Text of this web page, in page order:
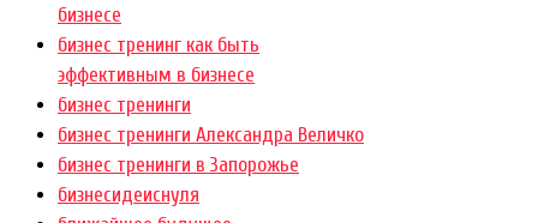
бизнесе
бизнес тренинг как быть
эффективным в бизнесе
бизнес тренинги
бизнес тренинги Александра Величко
бизнес тренинги в Запорожье
бизнесидеиснуля